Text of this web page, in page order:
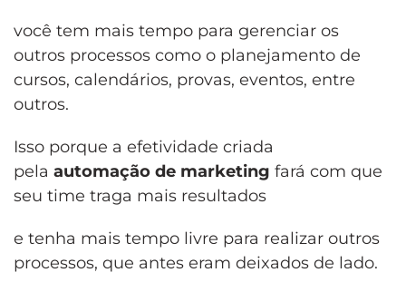
você tem mais tempo para gerenciar os
outros processos como o planejamento de
cursos, calendários, provas, eventos, entre
outros.
Isso porque a efetividade criada
pela automação de marketing fará com que
seu time traga mais resultados
e tenha mais tempo livre para realizar outros
processos, que antes eram deixados de lado.